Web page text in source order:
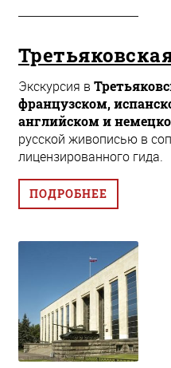
Экскурсия в
французском,
английском и
русской живописью в
лицензированного гида.
ПОДРОБНЕЕ